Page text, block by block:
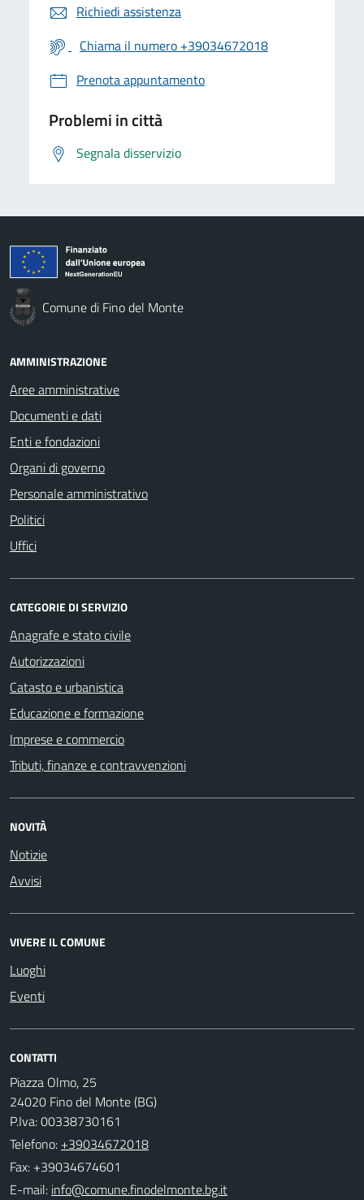
Richiedi assistenza
Chiama il numero +39034672018
Prenota appuntamento
Problemi in città
Segnala disservizio
Comune di Fino del Monte
AMMINISTRAZIONE
Aree amministrative
Documenti e dati
Enti e fondazioni
Organi di governo
Personale amministrativo
Politici
Uffici
CATEGORIE DI SERVIZIO
Anagrafe e stato civile
Autorizzazioni
Catasto e urbanistica
Educazione e formazione
Imprese e commercio
Tributi, finanze e contravvenzioni
NOVITÀ
Notizie
Avvisi
VIVERE IL COMUNE
Luoghi
Eventi
CONTATTI
Piazza Olmo, 25
24020 Fino del Monte (BG)
P.Iva: 00338730161
Telefono: +39034672018
Fax: +39034674601
E-mail: